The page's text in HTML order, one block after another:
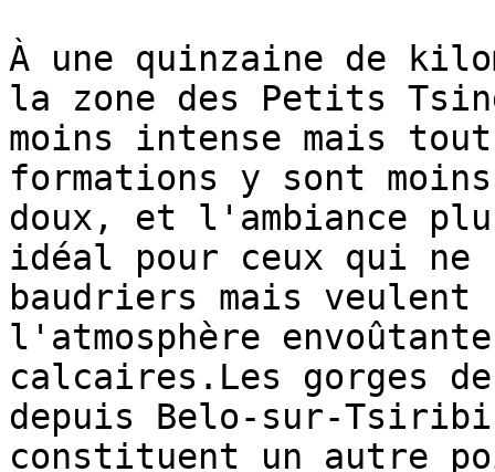
À une quinzaine de
la zone des Petits
moins intense mais
formations y sont
doux, et l'ambiance
idéal pour ceux qui ne
baudriers mais veulent
l'atmosphère
calcaires.Les gorges
depuis Belo-sur-
constituent un autre